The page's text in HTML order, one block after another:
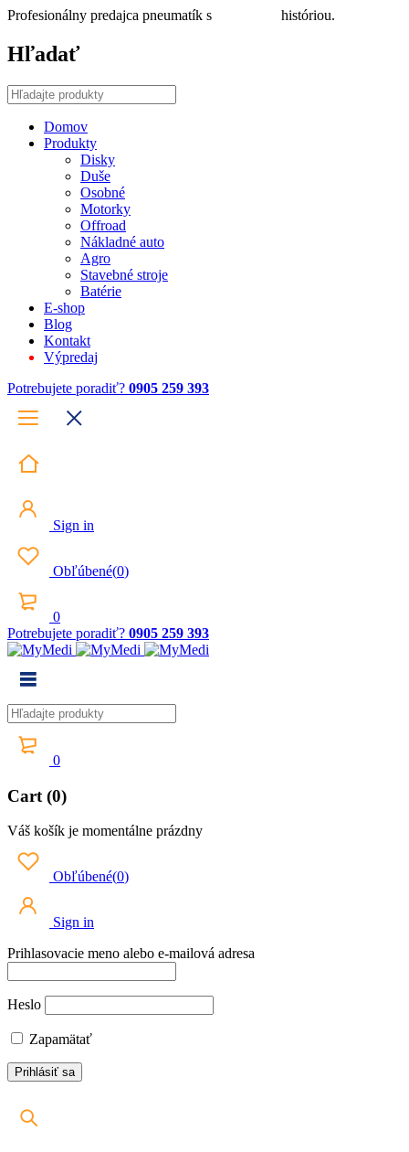
Profesionálny predajca pneumatík s históriou.
Hľadať
Domov
Produkty
Disky
Duše
Osobné
Motorky
Offroad
Nákladné auto
Agro
Stavebné stroje
Batérie
E-shop
Blog
Kontakt
Výpredaj
Potrebujete poradiť? 0905 259 393
Sign in
Obľúbené(0)
0
Potrebujete poradiť? 0905 259 393
0
Cart (0)
Váš košík je momentálne prázdny
Obľúbené(0)
Sign in
Prihlasovacie meno alebo e-mailová adresa
Heslo
Zapamätať